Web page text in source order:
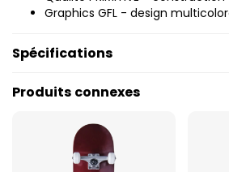
Graphics GFL - design
Spécifications
Produits connexes